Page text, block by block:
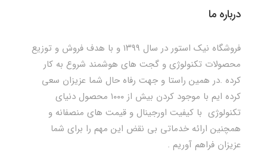
درباره ما
فروشگاه نیک استور در سال ۱۳۹۹ و با هدف فروش و توزیع
محصولات تکنولوژی و گجت های هوشمند شروع به کار
کرده .در همین راستا و جهت رفاه حال شما عزیزان سعی
کرده ایم با موجود کردن بیش از ۱۰۰۰ محصول دنیای
تکنولوژی با کیفیت اورجینال و قیمت های منصفانه و
همچنین ارائه خدماتی بی نقض این مهم را برای شما
عزیزان فراهم آوریم .